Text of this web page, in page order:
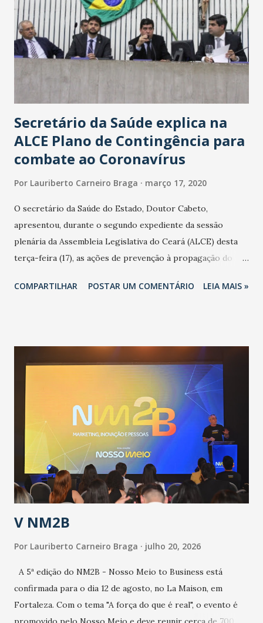
Secretário da Saúde explica na
ALCE Plano de Contingência para
combate ao Coronavírus
Por Lauriberto Carneiro Braga março 17, 2020
O secretário da Saúde do Estado, Doutor Cabeto,
apresentou, durante o segundo expediente da sessão
plenária da Assembleia Legislativa do Ceará (ALCE) desta
terça-feira (17), as ações de prevenção à propagação do
adotadas pelo Governo do Estado na contenção da
população suspeita e de cuidados com os ambientes
públicos e domiciliares. “Nós não estamos vivendo uma
epidemia comum, como temos em todos os anos, com
aumento de casos de dengue, influenza ou H1N1. Trata-se
de uma epidemia com um vírus diferente, com um poder de
contaminação maior que outros coronavírus”, apontou o
secretário. Segundo ele, é uma epidemia com chance de
contaminação alta, podendo gerar um grande risco à
população e ao sistema de saúde. “Precisamos saber fazer a
estratificação do risco da doença, para não so...
COMPARTILHAR POSTAR UM COMENTÁRIO LEIA MAIS »
V NM2B
Por Lauriberto Carneiro Braga julho 20, 2026
A 5ª edição do NM2B - Nosso Meio to Business está
confirmada para o dia 12 de agosto, no La Maison, em
Fortaleza. Com o tema "A força do que é real", o evento é